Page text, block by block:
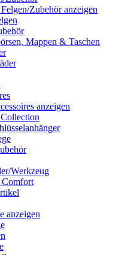
Zubehör anzeigen
Mappen & Taschen
anzeigen
Werkzeug
anzeigen